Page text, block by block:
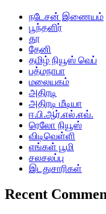
நடேசன் இணையம்
பூந்தளிர்
தூ
தேனி
தமிழ் நியூஸ் வெப்
பத்மநாபா
மலையகம்
அதிரடி
அதிரடி மீடியா
ஈ.பி.ஆர்.எல்.எவ்.
ரெலோ நியூஸ்
விடிவெள்ளி
எங்கள் பூமி
சலசலப்பு
இடதுசாரிகள்
Recent